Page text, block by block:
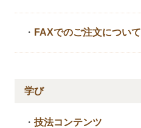
・ FAXでのご注文について
学び
・技法コンテンツ